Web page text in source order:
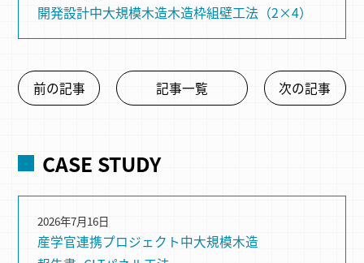
開発設計中大規模木造木造枠組壁⼯法（2×4）
前の記事 記事一覧 次の記事
CASE STUDY
産学官連携プロジェクト中大規模木造
2026年7月16日